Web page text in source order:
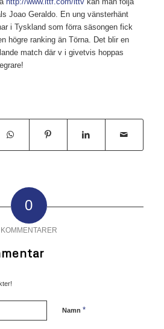
Joao Geraldo. En ung vänsterhänt
i Tyskland som förra säsongen fick
högre ranking än Törna. Det blir en
match där v i givetvis hoppas
0
KOMMENTARER
Namn *